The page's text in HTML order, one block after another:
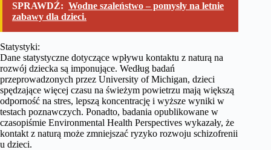
SPRAWDŹ: Wodne szaleństwo – pomysły na letnie
zabawy dla dzieci.
Statystyki:
Dane statystyczne dotyczące wpływu kontaktu z naturą na
rozwój dziecka są imponujące. Według badań
przeprowadzonych przez University of Michigan, dzieci
spędzające więcej czasu na świeżym powietrzu mają większą
odporność na stres, lepszą koncentrację i wyższe wyniki w
testach poznawczych. Ponadto, badania opublikowane w
czasopiśmie Environmental Health Perspectives wykazały, że
kontakt z naturą może zmniejszać ryzyko rozwoju schizofrenii
u dzieci.